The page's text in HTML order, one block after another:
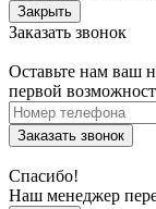
Закрыть
Заказать звонок
Оставьте нам ваш
первой
Заказать звонок
Спасибо!
Наш менеджер